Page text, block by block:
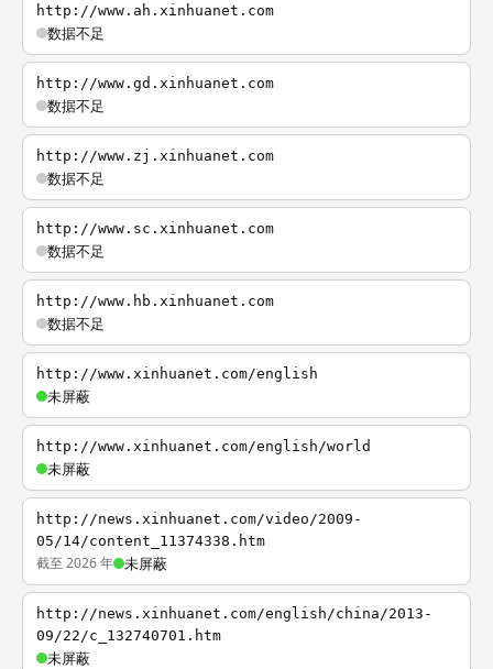
http://www.ah.xinhuanet.com
数据不足
http://www.gd.xinhuanet.com
数据不足
http://www.zj.xinhuanet.com
数据不足
http://www.sc.xinhuanet.com
数据不足
http://www.hb.xinhuanet.com
数据不足
http://www.xinhuanet.com/english
未屏蔽
http://www.xinhuanet.com/english/world
未屏蔽
http://news.xinhuanet.com/video/2009-
05/14/content_11374338.htm
截至 2026 年 未屏蔽
http://news.xinhuanet.com/english/china/2013-
09/22/c_132740701.htm
未屏蔽